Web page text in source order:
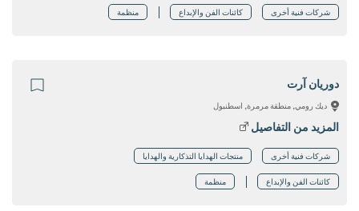
شركات فنية أخرى كائنات الفن والإبداع منظمة
دوريان آرت
ديك رومي, منطقة مرمرة, اسطنبول
المزيد من التفاصيل
شركات فنية أخرى منتجات الهدايا التذكارية والهدايا
كائنات الفن والإبداع منظمة